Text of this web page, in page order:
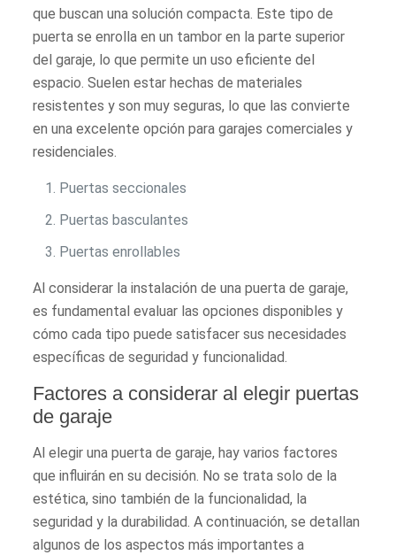
que buscan una solución compacta. Este tipo de
puerta se enrolla en un tambor en la parte superior
del garaje, lo que permite un uso eficiente del
espacio. Suelen estar hechas de materiales
resistentes y son muy seguras, lo que las convierte
en una excelente opción para garajes comerciales y
residenciales.
Puertas seccionales
Puertas basculantes
Puertas enrollables
Al considerar la instalación de una puerta de garaje,
es fundamental evaluar las opciones disponibles y
cómo cada tipo puede satisfacer sus necesidades
específicas de seguridad y funcionalidad.
Factores a considerar al elegir puertas
de garaje
Al elegir una puerta de garaje, hay varios factores
que influirán en su decisión. No se trata solo de la
estética, sino también de la funcionalidad, la
seguridad y la durabilidad. A continuación, se detallan
algunos de los aspectos más importantes a